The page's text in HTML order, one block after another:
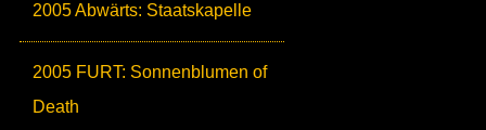
2005 Abwärts: Staatskapelle
2005 FURT: Sonnenblumen of
Death